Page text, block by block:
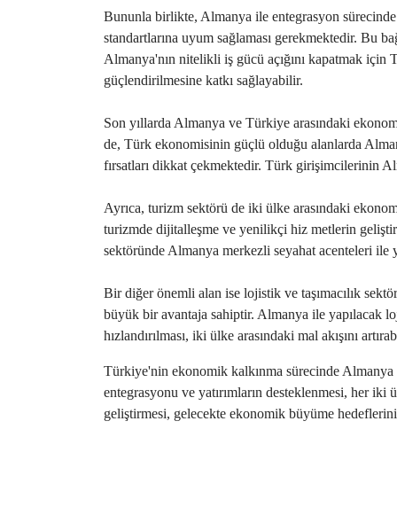
Bununla birlikte, Almanya ile entegrasyon
standartlarına uyum sağlaması gerekmektedir. Bu
Almanya'nın nitelikli iş gücü açığını kapatmak
güçlendirilmesine katkı sağlayabilir.
Son yıllarda Almanya ve Türkiye arasındaki
de, Türk ekonomisinin güçlü olduğu alanlarda
fırsatları dikkat çekmektedir. Türk girişimcilerinin
Ayrıca, turizm sektörü de iki ülke arasındaki
turizmde dijitalleşme ve yenilikçi hiz metlerin
sektöründe Almanya merkezli seyahat acenteleri ile
Bir diğer önemli alan ise lojistik ve taşımacılık
büyük bir avantaja sahiptir. Almanya ile yapılacak
hızlandırılması, iki ülke arasındaki mal akışını
Türkiye'nin ekonomik kalkınma sürecinde Almanya
entegrasyonu ve yatırımların desteklenmesi, her
geliştirmesi, gelecekte ekonomik büyüme